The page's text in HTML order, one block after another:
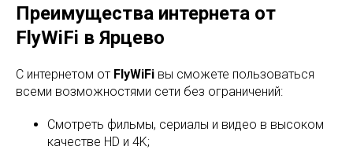
Преимущества интернета от
FlyWiFi в Ярцево
С интернетом от FlyWiFi вы сможете пользоваться
всеми возможностями сети без ограничений:
Смотреть фильмы, сериалы и видео в высоком
качестве HD и 4K;